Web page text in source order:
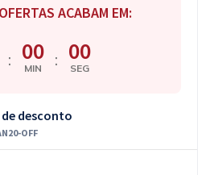
ACABAM EM:
: 00
MIN : 00
SEG
de desconto
OFF